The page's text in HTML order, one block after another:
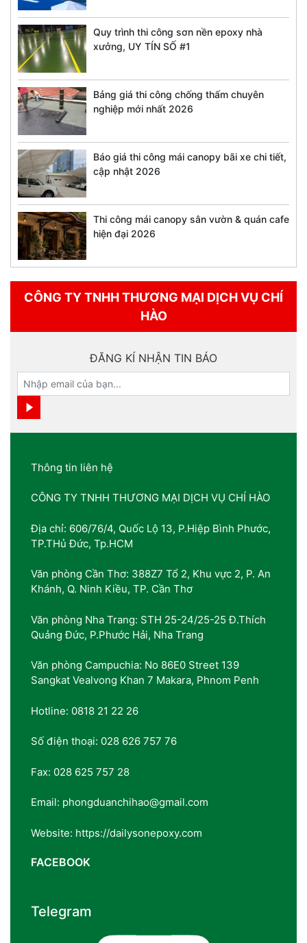
Quy trình thi công sơn nền epoxy nhà
xưởng, UY TÍN SỐ #1
Bảng giá thi công chống thấm chuyên
nghiệp mới nhất 2026
Báo giá thi công mái canopy bãi xe chi tiết,
cập nhật 2026
Thi công mái canopy sân vườn & quán cafe
hiện đại 2026
CÔNG TY TNHH THƯƠNG MẠI DỊCH VỤ CHÍ
HÀO
ĐĂNG KÍ NHẬN TIN BÁO
Thông tin liên hệ
CÔNG TY TNHH THƯƠNG MẠI DỊCH VỤ CHÍ HÀO
Địa chỉ: 606/76/4, Quốc Lộ 13, P.Hiệp Bình Phước,
TP.THủ Đức, Tp.HCM
Văn phòng Cần Thơ: 388Z7 Tổ 2, Khu vực 2, P. An
Khánh, Q. Ninh Kiều, TP. Cần Thơ
Văn phòng Nha Trang: STH 25-24/25-25 Đ.Thích
Quảng Đức, P.Phước Hải, Nha Trang
Văn phòng Campuchia: No 86E0 Street 139
Sangkat Vealvong Khan 7 Makara, Phnom Penh
Hotline: 0818 21 22 26
Số điện thoại: 028 626 757 76
Fax: 028 625 757 28
Email: phongduanchihao@gmail.com
Website: https://dailysonepoxy.com
FACEBOOK
Telegram